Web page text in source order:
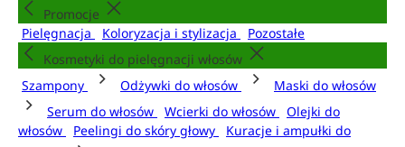
Promocje
Pielęgnacja
Koloryzacja i stylizacja
Pozostałe
Kosmetyki do pielęgnacji włosów
Szampony
Odżywki do włosów
Maski do włosów
Serum do włosów
Wcierki do włosów
Olejki do
włosów
Peelingi do skóry głowy
Kuracje i ampułki do